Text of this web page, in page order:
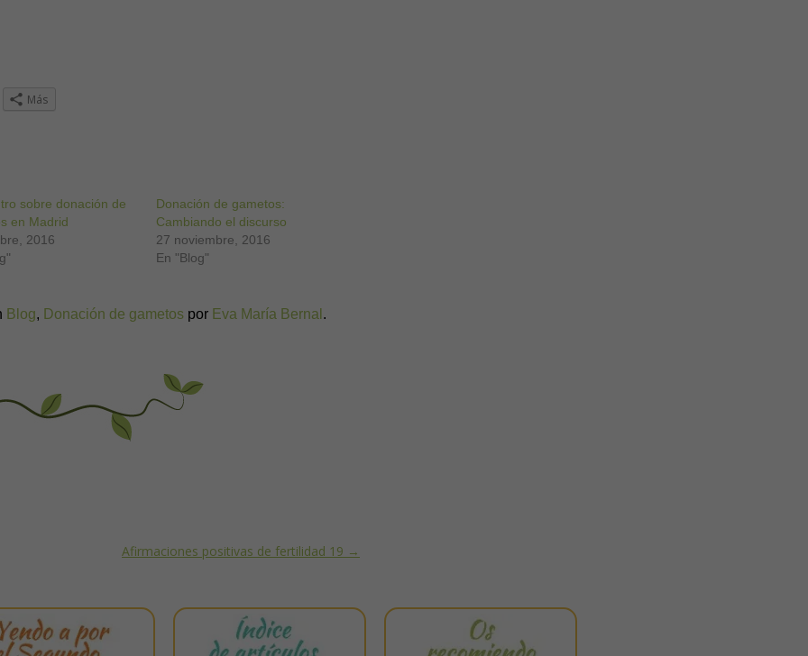
Más
sobre donación de
en Madrid
2016
Donación de gametos:
Cambiando el discurso
27 noviembre, 2016
En "Blog"
Blog, Donación de gametos por Eva María Bernal .
Afirmaciones positivas de fertilidad 19 →